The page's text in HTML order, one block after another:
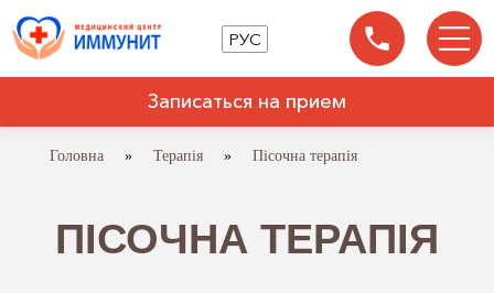
РУС
Записаться на прием
Головна » Терапія » Пісочна терапія
ПІСОЧНА ТЕРАПІЯ